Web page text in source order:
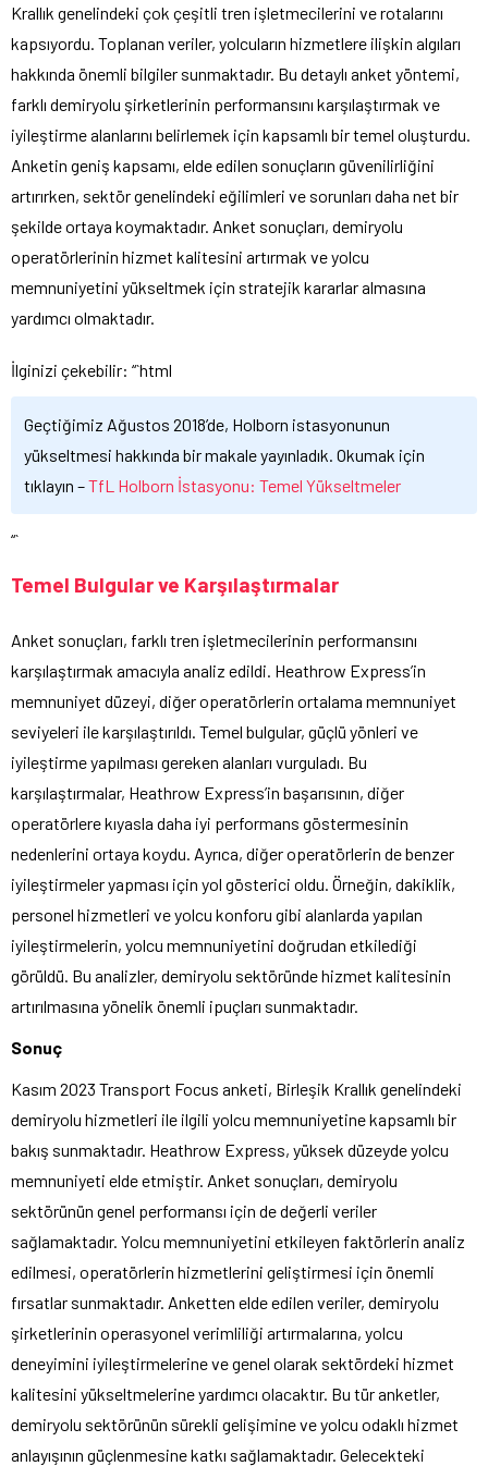
Krallık genelindeki çok çeşitli tren işletmecilerini ve rotalarını
kapsıyordu. Toplanan veriler, yolcuların hizmetlere ilişkin algıları
hakkında önemli bilgiler sunmaktadır. Bu detaylı anket yöntemi,
farklı demiryolu şirketlerinin performansını karşılaştırmak ve
iyileştirme alanlarını belirlemek için kapsamlı bir temel oluşturdu.
Anketin geniş kapsamı, elde edilen sonuçların güvenilirliğini
artırırken, sektör genelindeki eğilimleri ve sorunları daha net bir
şekilde ortaya koymaktadır. Anket sonuçları, demiryolu
operatörlerinin hizmet kalitesini artırmak ve yolcu
memnuniyetini yükseltmek için stratejik kararlar almasına
yardımcı olmaktadır.
İlginizi çekebilir: “`html
Geçtiğimiz Ağustos 2018’de, Holborn istasyonunun
yükseltmesi hakkında bir makale yayınladık. Okumak için
tıklayın –TfL Holborn İstasyonu: Temel Yükseltmeler
“`
Temel Bulgular ve Karşılaştırmalar
Anket sonuçları, farklı tren işletmecilerinin performansını
karşılaştırmak amacıyla analiz edildi. Heathrow Express’in
memnuniyet düzeyi, diğer operatörlerin ortalama memnuniyet
seviyeleri ile karşılaştırıldı. Temel bulgular, güçlü yönleri ve
iyileştirme yapılması gereken alanları vurguladı. Bu
karşılaştırmalar, Heathrow Express’in başarısının, diğer
operatörlere kıyasla daha iyi performans göstermesinin
nedenlerini ortaya koydu. Ayrıca, diğer operatörlerin de benzer
iyileştirmeler yapması için yol gösterici oldu. Örneğin, dakiklik,
personel hizmetleri ve yolcu konforu gibi alanlarda yapılan
iyileştirmelerin, yolcu memnuniyetini doğrudan etkilediği
görüldü. Bu analizler, demiryolu sektöründe hizmet kalitesinin
artırılmasına yönelik önemli ipuçları sunmaktadır.
Sonuç
Kasım 2023 Transport Focus anketi, Birleşik Krallık genelindeki
demiryolu hizmetleri ile ilgili yolcu memnuniyetine kapsamlı bir
bakış sunmaktadır. Heathrow Express, yüksek düzeyde yolcu
memnuniyeti elde etmiştir. Anket sonuçları, demiryolu
sektörünün genel performansı için de değerli veriler
sağlamaktadır. Yolcu memnuniyetini etkileyen faktörlerin analiz
edilmesi, operatörlerin hizmetlerini geliştirmesi için önemli
fırsatlar sunmaktadır. Anketten elde edilen veriler, demiryolu
şirketlerinin operasyonel verimliliği artırmalarına, yolcu
deneyimini iyileştirmelerine ve genel olarak sektördeki hizmet
kalitesini yükseltmelerine yardımcı olacaktır. Bu tür anketler,
demiryolu sektörünün sürekli gelişimine ve yolcu odaklı hizmet
anlayışının güçlenmesine katkı sağlamaktadır. Gelecekteki